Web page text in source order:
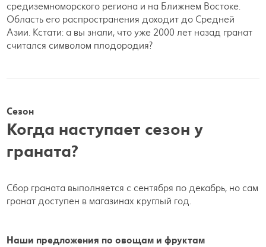
средиземноморского региона и на Ближнем Востоке.
Область его распространения доходит до Средней
Азии. Кстати: а вы знали, что уже 2000 лет назад гранат
считался символом плодородия?
Сезон
Когда наступает сезон у
граната?
Сбор граната выполняется с сентября по декабрь, но сам
гранат доступен в магазинах круглый год.
Наши предложения по овощам и фруктам